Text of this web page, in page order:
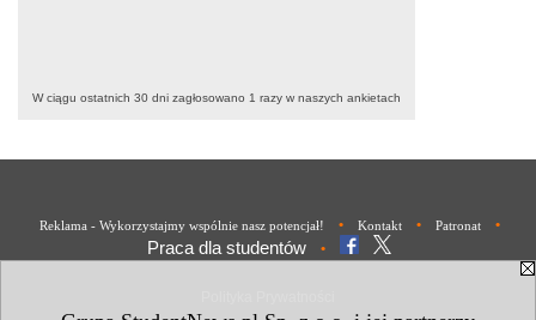
W ciągu ostatnich 30 dni zagłosowano 1 razy w naszych ankietach
Reklama - Wykorzystajmy wspólnie nasz potencjał! • Kontakt • Patronat •
Praca dla studentów •